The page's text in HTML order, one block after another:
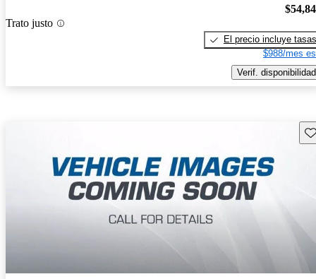
Trato justo
El precio incluye tasas
$988/mes
Verif. disponibilidad